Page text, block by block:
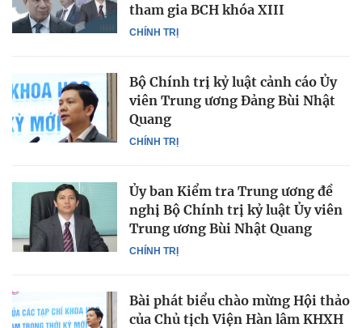
CHÍNH TRỊ
tham gia BCH khóa XIII
CHÍNH TRỊ
Bộ Chính trị kỷ luật cảnh cáo Ủy
viên Trung ương Đảng Bùi Nhật
Quang
CHÍNH TRỊ
Ủy ban Kiểm tra Trung ương đề
nghị Bộ Chính trị kỷ luật Ủy viên
Trung ương Bùi Nhật Quang
Bài phát biểu chào mừng Hội thảo
của Chủ tịch Viện Hàn lâm KHXH